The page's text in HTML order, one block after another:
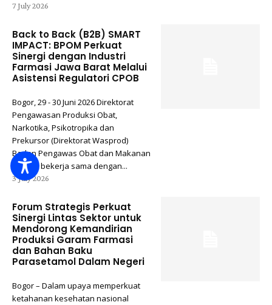
7 July 2026
Back to Back (B2B) SMART
IMPACT: BPOM Perkuat
Sinergi dengan Industri
Farmasi Jawa Barat Melalui
Asistensi Regulatori CPOB
Bogor, 29 - 30 Juni 2026 Direktorat
Pengawasan Produksi Obat,
Narkotika, Psikotropika dan
Prekursor (Direktorat Wasprod)
Badan Pengawas Obat dan Makanan
(BPOM) bekerja sama dengan...
3 July 2026
Forum Strategis Perkuat
Sinergi Lintas Sektor untuk
Mendorong Kemandirian
Produksi Garam Farmasi
dan Bahan Baku
Parasetamol Dalam Negeri
Bogor – Dalam upaya memperkuat
ketahanan kesehatan nasional